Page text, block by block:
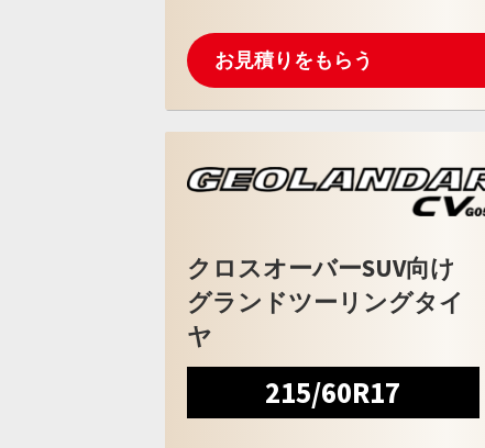
お見積りをもらう
クロスオーバーSUV向け
グランドツーリングタイ
ヤ
215/60R17